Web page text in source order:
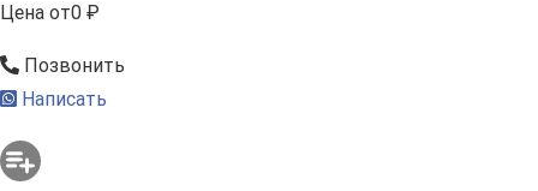
Цена от0 ₽
Позвонить
Написать